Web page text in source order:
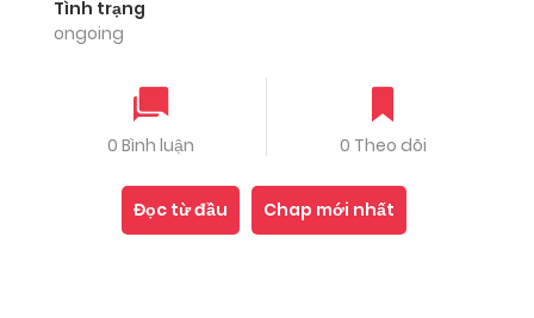
Tình trạng
ongoing
0 Bình luận 0 Theo dõi
Đọc từ đầu Chap mới nhất